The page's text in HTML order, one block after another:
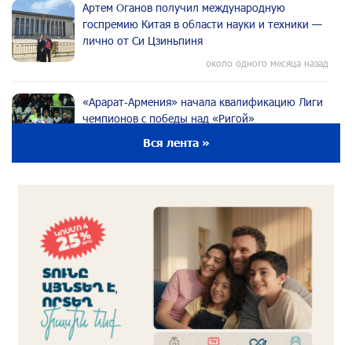
Артем Оганов получил международную
госпремию Китая в области науки и техники —
лично от Си Цзиньпиня
около одного месяца назад
«Арарат‑Армения» начала квалификацию Лиги
чемпионов с победы над «Ригой»
около одного месяца назад
Аравийским морем
около одного месяца назад
Вопрос об аресте Чалабяна дошел до
Европейского парламента: «Паст»
около одного месяца назад
Вся лента »